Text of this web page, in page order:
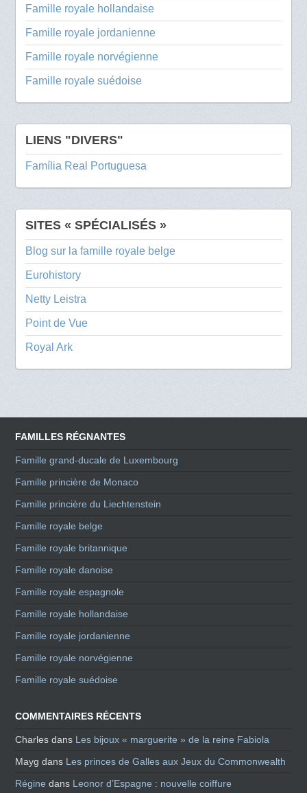
Famille royale hollandaise
Famille royale jordanienne
Famille royale norvégienne
Famille royale suédoise
LIENS "DIVERS"
Família Real Portuguesa
SITES « SPÉCIALISÉS »
Blog sur la famille royale belge
Eurohistory
Netty Leistra
Point de Vue
Royal Ark
FAMILLES RÉGNANTES
Famille grand-ducale de Luxembourg
Famille princière de Monaco
Famille princière du Liechtenstein
Famille royale belge
Famille royale britannique
Famille royale danoise
Famille royale espagnole
Famille royale hollandaise
Famille royale jordanienne
Famille royale norvégienne
Famille royale suédoise
COMMENTAIRES RÉCENTS
Charles dans Les bijoux « marguerite » de la reine Fabiola
Mayg dans Les princes de Galles aux Jeux du Commonwealth
Régine dans Leonor d’Espagne : nouvelle coiffure